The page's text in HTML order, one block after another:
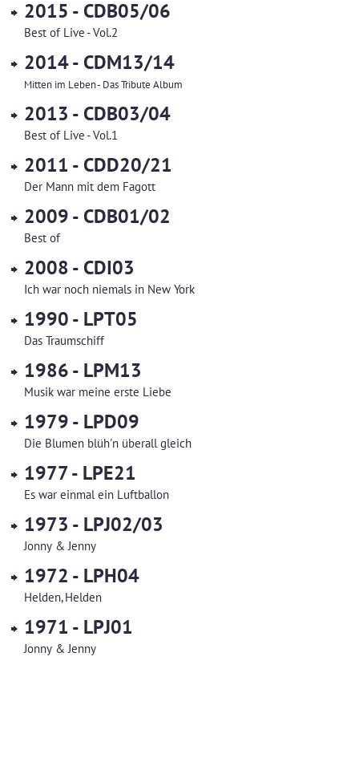
2015 - CDB05/06
Best of Live - Vol.2
2014 - CDM13/14
Mitten im Leben - Das Tribute Album
2013 - CDB03/04
Best of Live - Vol.1
2011 - CDD20/21
Der Mann mit dem Fagott
2009 - CDB01/02
Best of
2008 - CDI03
Ich war noch niemals in New York
1990 - LPT05
Das Traumschiff
1986 - LPM13
Musik war meine erste Liebe
1979 - LPD09
Die Blumen blüh'n überall gleich
1977 - LPE21
Es war einmal ein Luftballon
1973 - LPJ02/03
Jonny & Jenny
1972 - LPH04
Helden, Helden
1971 - LPJ01
Jonny & Jenny